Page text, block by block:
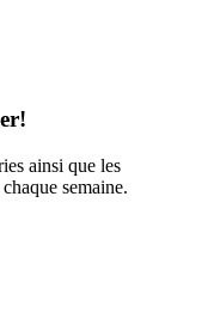
ainsi que les
semaine.